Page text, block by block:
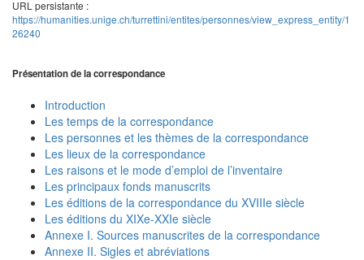
URL persistante :
https://humanities.unige.ch/turrettini/entites/personnes/view_express_entity/1
26240
Présentation de la correspondance
Introduction
Les temps de la correspondance
Les personnes et les thèmes de la correspondance
Les lieux de la correspondance
Les raisons et le mode d’emploi de l’inventaire
Les principaux fonds manuscrits
Les éditions de la correspondance du XVIIIe siècle
Les éditions du XIXe-XXIe siècle
Annexe I. Sources manuscrites de la correspondance
Annexe II. Sigles et abréviations